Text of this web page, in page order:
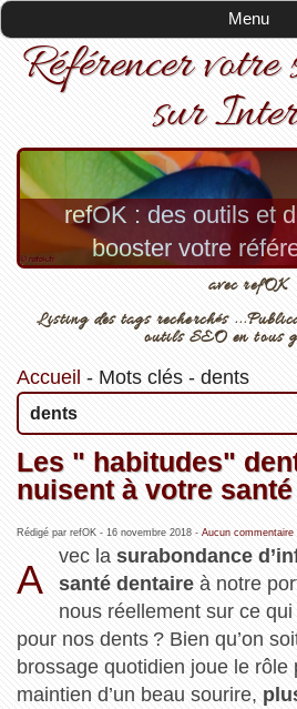
Menu
Référencer
sur
refOK : des outils et
booster votre
avec refOK
Listing des tags recherchés
outils SEO en tous
Accueil - Mots clés- dents
dents
Les " habitudes"
nuisent à votre
Rédigé par refOK - 16 novembre 2018- Aucun commentaire
A
vec lasurabondance
santé dentaire à notre
nous réellement sur ce
pour nos dents ? Bien qu’on
brossage quotidien joue le rôle
maintien d’un beau sourire,